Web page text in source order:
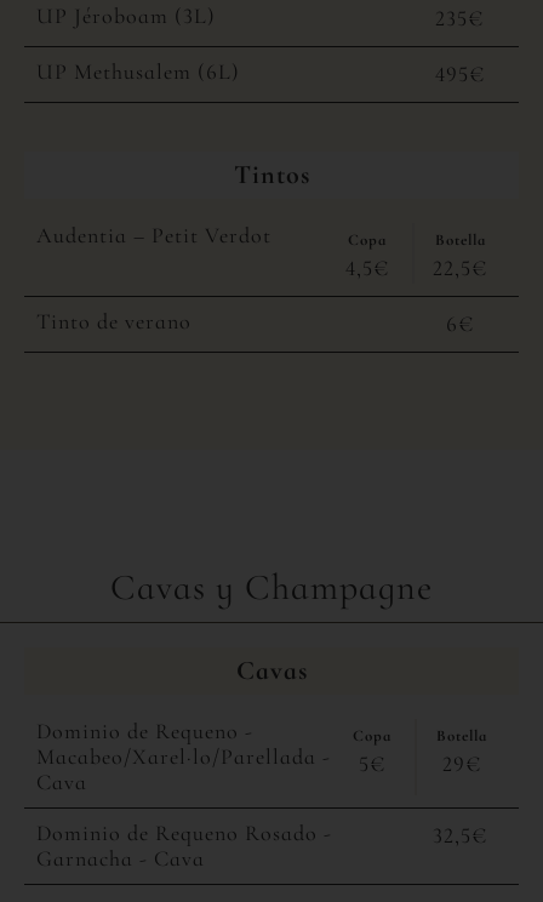
UP Jéroboam (3L)
235€
UP Methusalem (6L)
495€
Tintos
Audentia – Petit Verdot Copa
4,5€
Botella
22,5€
Tinto de verano
6€
Cavas y Champagne
Cavas
Dominio de Requeno -
Macabeo/Xarel·lo/Parellada -
Cava
Copa
5€
Botella
29€
Dominio de Requeno Rosado -
Garnacha - Cava
32,5€